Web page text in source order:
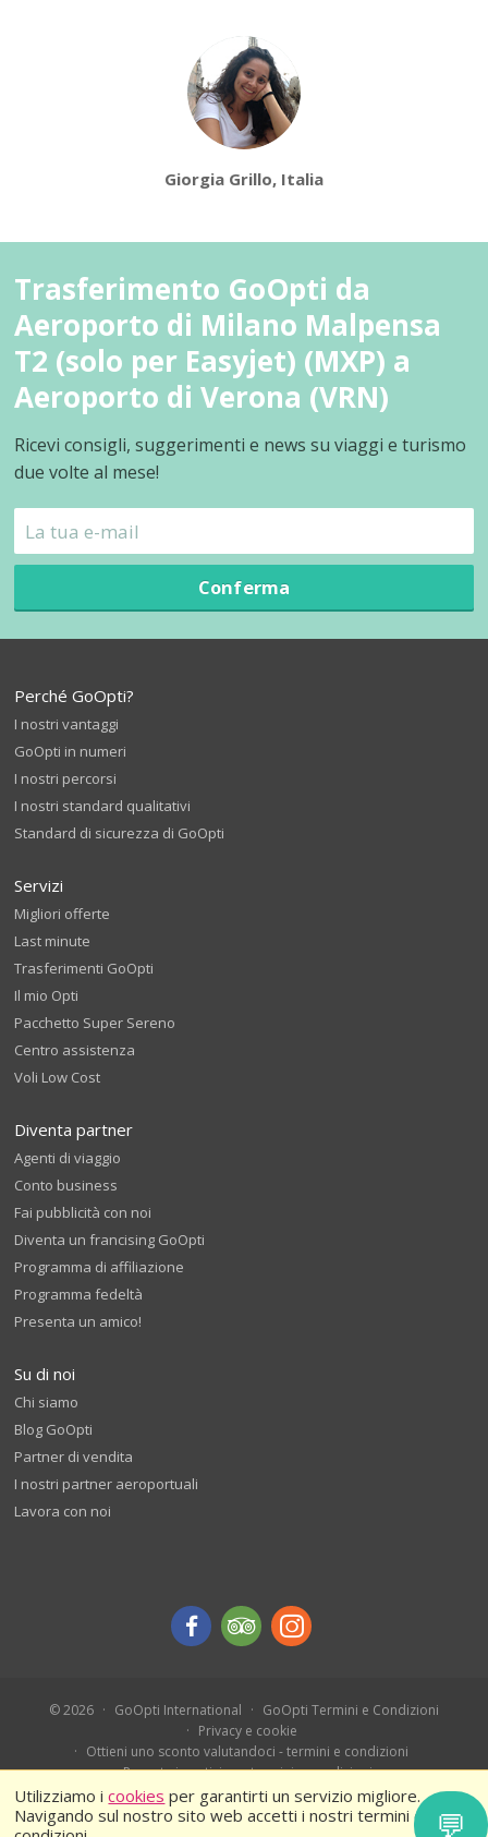
Utilizziamo icookies per garantirti un servizio migliore.
Navigando sul nostro sito web accetti i nostri termini e
Giorgia Grillo, Italia
Trasferimento GoOpti da
Aeroporto di Milano Malpensa
T2 (solo per Easyjet) (MXP) a
Aeroporto di Verona (VRN)
Ricevi consigli, suggerimenti e news su viaggi e turismo
due volte al mese!
Conferma
Perché GoOpti?
I nostri vantaggi
GoOpti in numeri
I nostri percorsi
I nostri standard qualitativi
Standard di sicurezza di GoOpti
Servizi
Migliori offerte
Last minute
Trasferimenti GoOpti
Il mio Opti
Pacchetto Super Sereno
Centro assistenza
Voli Low Cost
Diventa partner
Agenti di viaggio
Conto business
Fai pubblicità con noi
Diventa un francising GoOpti
Programma di affiliazione
Programma fedeltà
Presenta un amico!
Su di noi
Chi siamo
Blog GoOpti
Partner di vendita
I nostri partner aeroportuali
Lavora con noi
© 2026 GoOpti International
GoOpti Termini e Condizioni
Privacy e cookie
Ottieni uno sconto valutandoci - termini e condizioni
Prenota in anticipo - termini e condizioni
Ferragosto 2026 – Termini e condizioni
💬